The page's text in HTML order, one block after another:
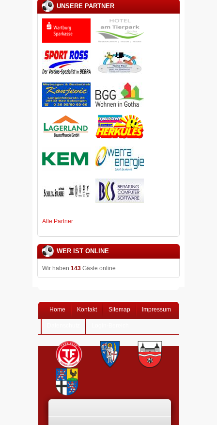
UNSERE PARTNER
Alle Partner
WER IST ONLINE
Wir haben 143 Gäste online.
Home Kontakt Sitemap Impressum